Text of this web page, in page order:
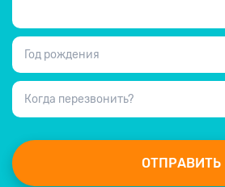
Год рождения
Когда перезвонить?
ОТПРАВИТЬ